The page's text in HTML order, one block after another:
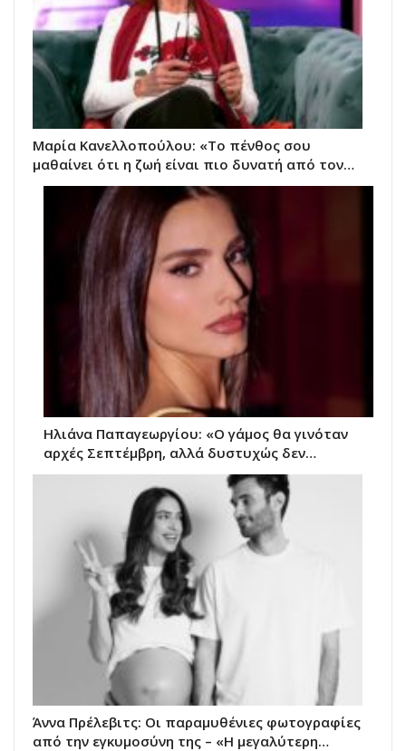
Μαρία Κανελλοπούλου: «Το πένθος σου
μαθαίνει ότι η ζωή είναι πιο δυνατή από τον…
Ηλιάνα Παπαγεωργίου: «Ο γάμος θα γινόταν
αρχές Σεπτέμβρη, αλλά δυστυχώς δεν…
Άννα Πρέλεβιτς: Οι παραμυθένιες φωτογραφίες
από την εγκυμοσύνη της – «Η μεγαλύτερη…